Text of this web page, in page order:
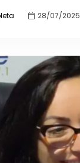
28/07/2025